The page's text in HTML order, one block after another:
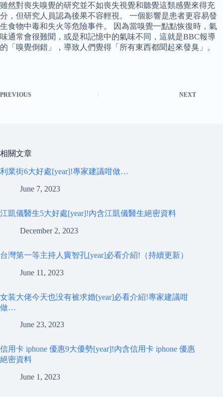
雖然對喪失嗅覺的研究並不如喪失視覺和聽覺這類感覺來得充
分，但研究人員認為後果不容輕視。 一個影響是患者更容易發
生食物中毒和失火等危險事件。 因為當嗅覺一點點恢復時，氣
味通常會很難聞，或是和記憶中的氣味不同，這就是BBC報導
的「嗅覺倒錯」，導致人們覺得「所有東西都聞起來發臭」。
PREVIOUS NEXT
相關文章
利業街6大好處[year]!專家建議咁做…
June 7, 2023
江凱儀醫生5大好處[year]!內含江凱儀醫生絕密資料
December 2, 2023
台灣第一等主持人竇智孔[year]必看介紹!（持續更新）
June 11, 2023
女装大佬今天也没有被求婚[year]必看介紹!專家建議咁
做…
June 23, 2023
信用卡 iphone 優惠9大優勢[year]!內含信用卡 iphone 優惠
絕密資料
June 1, 2023